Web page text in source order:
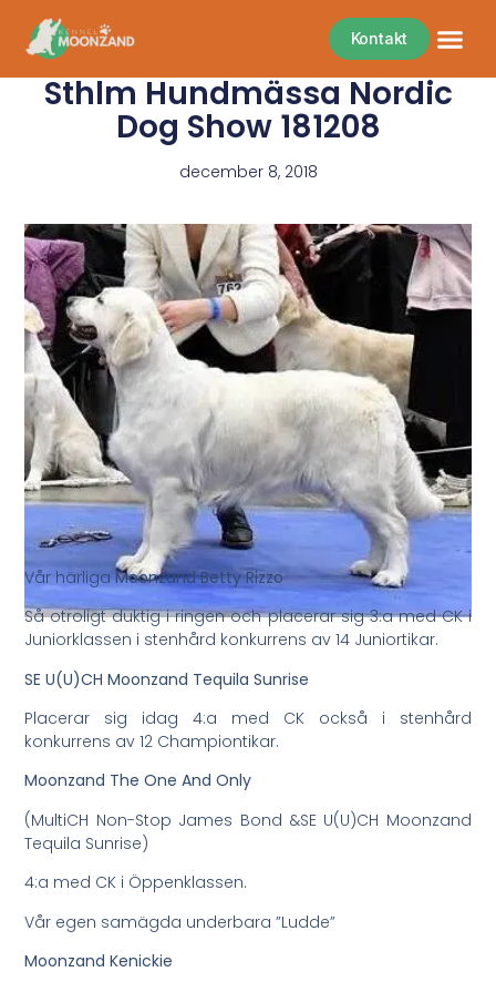
Kontakt
Sthlm Hundmässa Nordic
Dog Show 181208
december 8, 2018
Vår härligaMoonzand Betty Rizzo
Så otroligt duktig i ringen och placerar sig 3:a med CK i
Juniorklassen i stenhård konkurrens av 14 Juniortikar.
SE U(U)CH Moonzand Tequila Sunrise
Placerar sig idag 4:a med CK också i stenhård
konkurrens av 12 Championtikar.
Moonzand The One And Only
(MultiCH Non-Stop James Bond &SE U(U)CH Moonzand
Tequila Sunrise)
4:a med CK i Öppenklassen.
Vår egen samägda underbara ”Ludde”
Moonzand Kenickie